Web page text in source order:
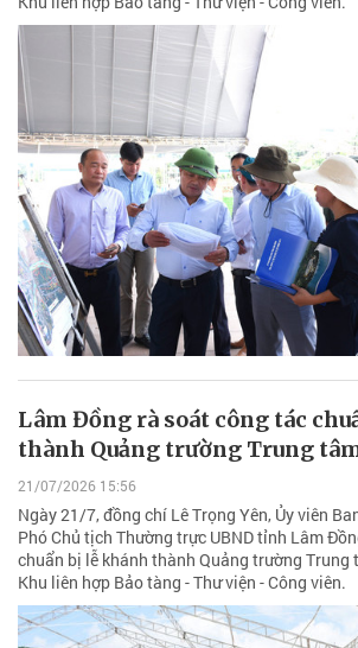
Lâm Đồng rà soát công tác
thành Quảng trường Trung
21/07/2026 15:56
Ngày 21/7, đồng chí Lê Trọng Yên, Ủy viên
Phó Chủ tịch Thường trực UBND tỉnh Lâm
chuẩn bị lễ khánh thành Quảng trường Trung
Khu liên hợp Bảo tàng - Thư viện - Công viên.